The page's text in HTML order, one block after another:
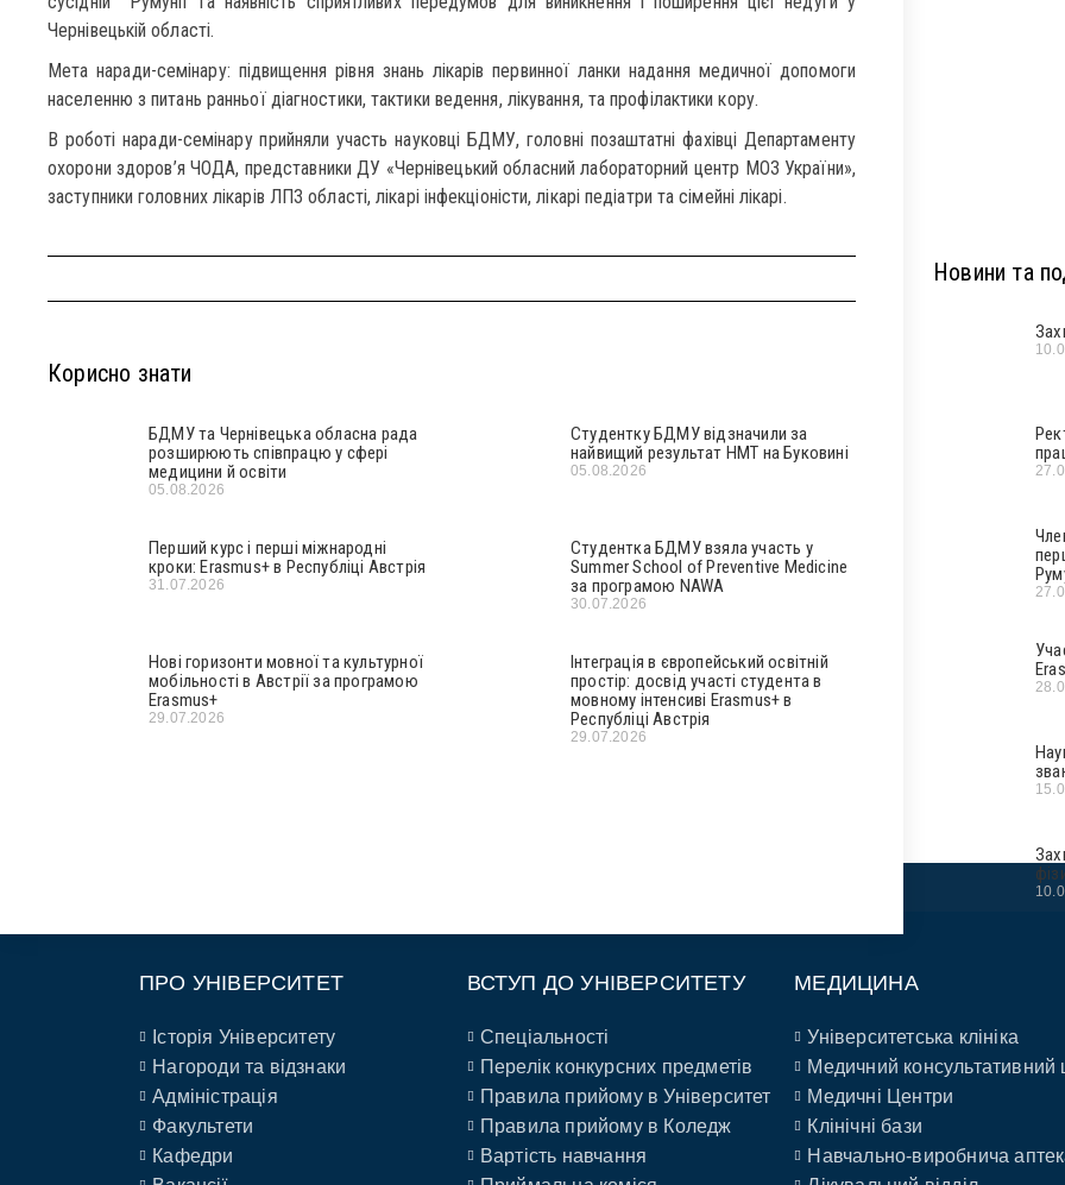
Чернівецькій області.
Мета наради-семінару: підвищення рівня знань лікарів первинної ланки надання медичної допомоги
населенню з питань ранньої діагностики, тактики ведення, лікування, та профілактики кору.
В роботі наради-семінару прийняли участь науковці БДМУ, головні позаштатні фахівці Департаменту
охорони здоров’я ЧОДА, представники ДУ «Чернівецький обласний лабораторний центр МОЗ України»,
заступники головних лікарів ЛПЗ області, лікарі інфекціоністи, лікарі педіатри та сімейні лікарі.
Корисно знати
БДМУ та Чернівецька обласна рада
розширюють співпрацю у сфері
медицини й освіти
05.08.2026
Студентку БДМУ відзначили за
найвищий результат НМТ на Буковині
05.08.2026
Перший курс і перші міжнародні
кроки: Erasmus+ в Республіці Австрія
31.07.2026
Студентка БДМУ взяла участь у
Summer School of Preventive Medicine
за програмою NAWA
30.07.2026
Нові горизонти мовної та культурної
мобільності в Австрії за програмою
Erasmus+
29.07.2026
Інтеграція в європейський освітній
простір: досвід участі студента в
мовному інтенсиві Erasmus+ в
Республіці Австрія
29.07.2026
Новини та
ПРО УНІВЕРСИТЕТ
Історія Університету
Нагороди та відзнаки
Адміністрація
Факультети
Кафедри
ВСТУП ДО УНІВЕРСИТЕТУ
Спеціальності
Перелік конкурсних предметів
Правила прийому в Університет
Правила прийому в Коледж
Вартість навчання
МЕДИЦИНА
Університетська клініка
Медичний консультативний
Медичні Центри
Клінічні бази
Навчально-виробнича